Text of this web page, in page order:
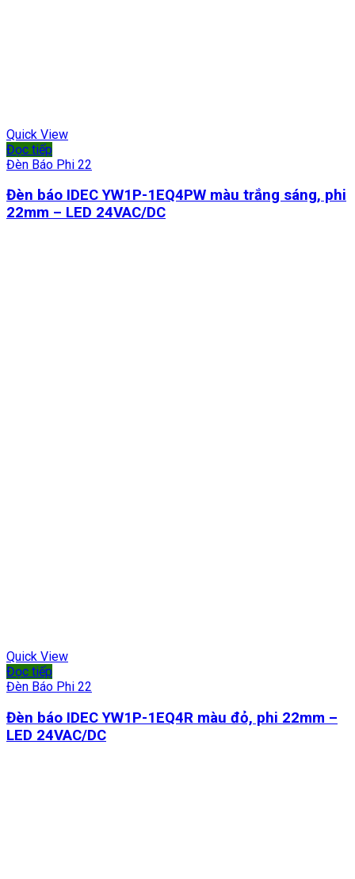
Quick View
Đọc tiếp
Đèn Báo Phi 22
Đèn báo IDEC YW1P-1EQ4PW màu trắng sáng, phi
22mm – LED 24VAC/DC
Quick View
Đọc tiếp
Đèn Báo Phi 22
Đèn báo IDEC YW1P-1EQ4R màu đỏ, phi 22mm –
LED 24VAC/DC